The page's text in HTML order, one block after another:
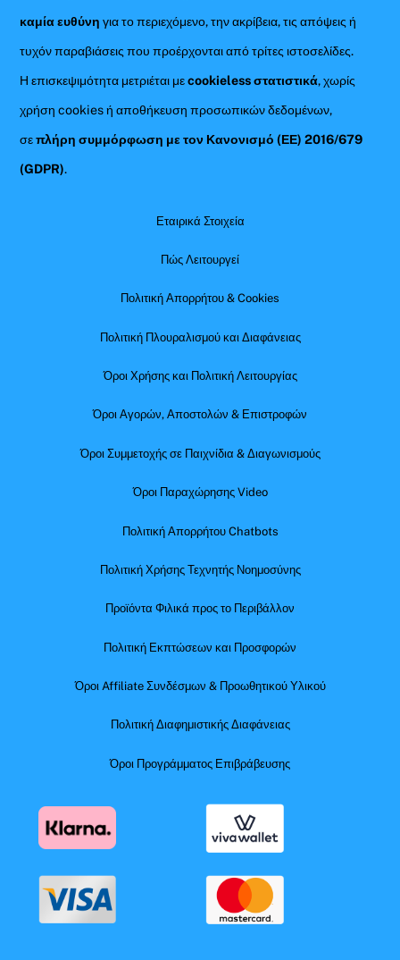
καμία ευθύνη για το περιεχόμενο, την ακρίβεια, τις απόψεις ή
τυχόν παραβιάσεις που προέρχονται από τρίτες ιστοσελίδες.
Η επισκεψιμότητα μετριέται μεcookieless στατιστικά, χωρίς
χρήση cookies ή αποθήκευση προσωπικών δεδομένων,
σεπλήρη συμμόρφωση με τον Κανονισμό (ΕΕ) 2016/679
(GDPR).
Εταιρικά Στοιχεία
Πώς Λειτουργεί
Πολιτική Απορρήτου & Cookies
Πολιτική Πλουραλισμού και Διαφάνειας
Όροι Χρήσης και Πολιτική Λειτουργίας
Όροι Αγορών, Αποστολών & Επιστροφών
Όροι Συμμετοχής σε Παιχνίδια & Διαγωνισμούς
Όροι Παραχώρησης Video
Πολιτική Απορρήτου Chatbots
Πολιτική Χρήσης Τεχνητής Νοημοσύνης
Προϊόντα Φιλικά προς το Περιβάλλον
Πολιτική Εκπτώσεων και Προσφορών
Όροι Affiliate Συνδέσμων & Προωθητικού Υλικού
Πολιτική Διαφημιστικής Διαφάνειας
Όροι Προγράμματος Επιβράβευσης